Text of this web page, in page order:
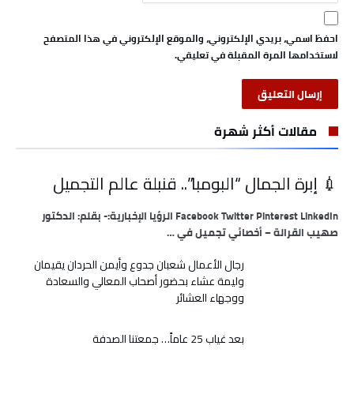
احفظ اسمي، بريدي الإلكتروني، والموقع الإلكتروني في هذا المتصفح
لاستخدامها المرة المقبلة في تعليقي.
مقالات أكثر شهرة
💉 إبرة الجمال “البومبا”.. قنبلة عالم التجميل
Facebook Twitter Pinterest LinkedIn الرؤيا الإخبارية:- بقلم: الدكتور
صهيب القرالة – أخصائي تجميل في …
رجال الأعمال شعبان جدوع وأيمن الحردان يقيمان
وليمة عشاء بحضور أصحاب المعالي والسعادة
ووجهاء العشائر
بعد غياب 25 عاماً… جمعتنا الصدفة